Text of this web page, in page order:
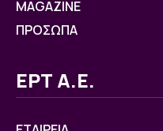
MAGAZINE
ΠΡΟΣΩΠΑ
ΕΡΤ Α.Ε.